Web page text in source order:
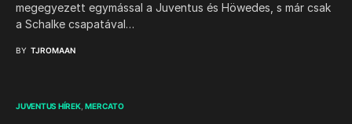
megegyezett egymással a Juventus és Höwedes, s már csak
a Schalke csapatával…
BY TJROMAAN
JUVENTUS HÍREK MERCATO